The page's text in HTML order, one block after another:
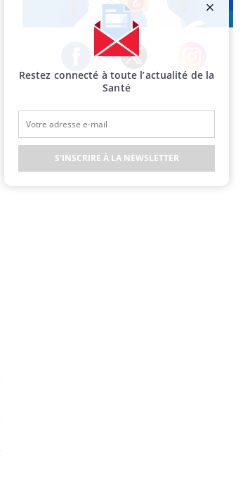
Facebook Twitter Instagram
Restez connecté à toute l’actualité de la
Santé
S'INSCRIRE À LA NEWSLETTER